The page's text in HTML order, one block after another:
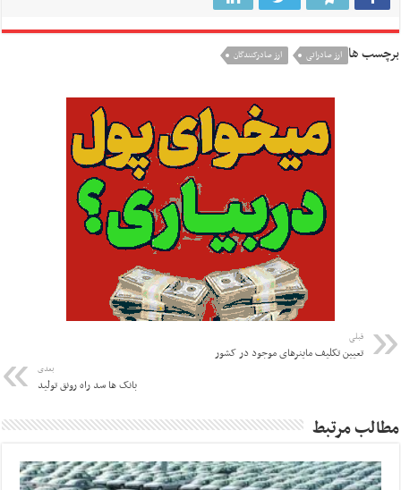
برچسب ها ارز صادراتی ارز صادرکنندگان
قبلی
تعیین تکلیف ماینرهای موجود در کشور
بعدی
بانک ها سد راه رونق تولید
مطالب مرتبط